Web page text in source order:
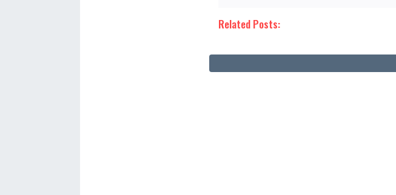
Related Posts: